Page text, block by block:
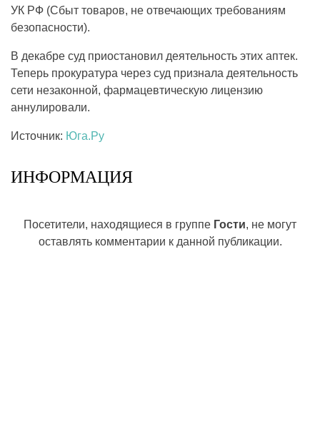
УК РФ (Сбыт товаров, не отвечающих требованиям
безопасности).
В декабре суд приостановил деятельность этих аптек.
Теперь прокуратура через суд признала деятельность
сети незаконной, фармацевтическую лицензию
аннулировали.
Источник: Юга.Ру
ИНФОРМАЦИЯ
Посетители, находящиеся в группе Гости, не могут
оставлять комментарии к данной публикации.